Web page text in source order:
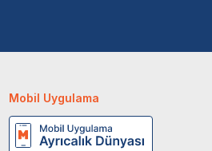
Mobil Uygulama